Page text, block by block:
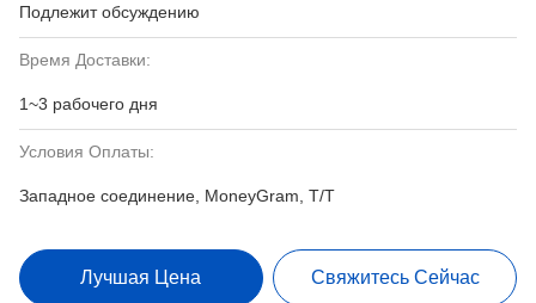
Подлежит обсуждению
Время Доставки:
1~3 рабочего дня
Условия Оплаты:
Западное соединение, MoneyGram, T/T
Лучшая Цена Свяжитесь Сейчас